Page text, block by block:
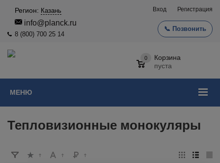
Регион: Казань
info@planck.ru
8 (800) 700 25 14
📞 Позвонить
Вход Регистрация
МЕНЮ
0
Корзина
пуста
Тепловизионные монокуляры